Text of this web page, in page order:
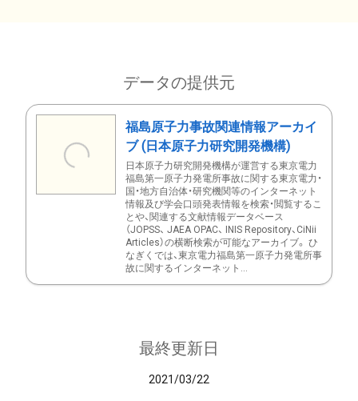
データの提供元
福島原子力事故関連情報アーカイ
ブ (日本原子力研究開発機構)
日本原子力研究開発機構が運営する東京電力
福島第一原子力発電所事故に関する東京電力・
国・地方自治体・研究機関等のインターネット
情報及び学会口頭発表情報を検索・閲覧するこ
とや、関連する文献情報データベース
（JOPSS、 JAEA OPAC、 INIS Repository、CiNii
Articles）の横断検索が可能なアーカイブ。 ひ
なぎくでは、東京電力福島第一原子力発電所事
故に関するインターネット...
最終更新日
2021/03/22